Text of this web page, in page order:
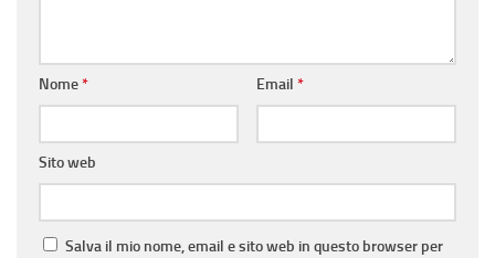
Nome* Email *
Sito web
Salva il mio nome, email e sito web in questo browser per